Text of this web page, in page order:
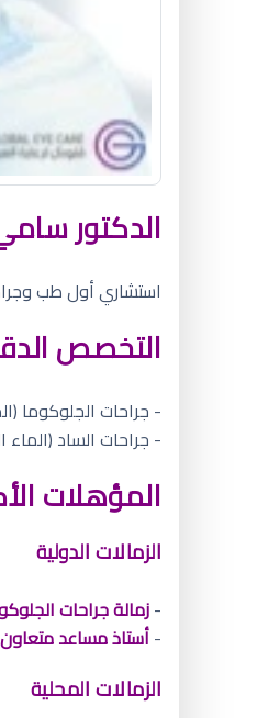
الدكتور
استشاري أول طب
التخصص
- جراحات الجلوكوما
- جراحات الساد (الماء
المؤهلات
الزمالات الدولية
-زمالة جراحات
-أستاذ مساعد متعاون
الزمالات المحلية